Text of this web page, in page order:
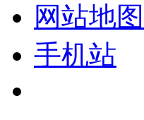
网站地图
手机站